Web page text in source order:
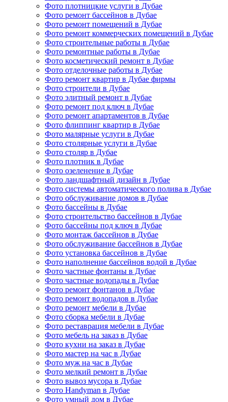
Фото плотницкие услуги в Дубае
Фото ремонт бассейнов в Дубае
Фото ремонт помещений в Дубае
Фото ремонт коммерческих помещений в Дубае
Фото строительные работы в Дубае
Фото ремонтные работы в Дубае
Фото косметический ремонт в Дубае
Фото отделочные работы в Дубае
Фото ремонт квартир в Дубае фирмы
Фото строители в Дубае
Фото элитный ремонт в Дубае
Фото ремонт под ключ в Дубае
Фото ремонт апартаментов в Дубае
Фото флиппинг квартир в Дубае
Фото малярные услуги в Дубае
Фото столярные услуги в Дубае
Фото столяр в Дубае
Фото плотник в Дубае
Фото озеленение в Дубае
Фото ландшафтный дизайн в Дубае
Фото системы автоматического полива в Дубае
Фото обслуживание домов в Дубае
Фото бассейны в Дубае
Фото строительство бассейнов в Дубае
Фото бассейны под ключ в Дубае
Фото монтаж бассейнов в Дубае
Фото обслуживание бассейнов в Дубае
Фото установка бассейнов в Дубае
Фото наполнение бассейнов водой в Дубае
Фото частные фонтаны в Дубае
Фото частные водопады в Дубае
Фото ремонт фонтанов в Дубае
Фото ремонт водопадов в Дубае
Фото ремонт мебели в Дубае
Фото сборка мебели в Дубае
Фото реставрация мебели в Дубае
Фото мебель на заказ в Дубае
Фото кухни на заказ в Дубае
Фото мастер на час в Дубае
Фото муж на час в Дубае
Фото мелкий ремонт в Дубае
Фото вывоз мусора в Дубае
Фото Handyman в Дубае
Фото умный дом в Дубае